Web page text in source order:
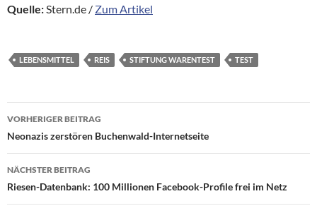
Quelle:Stern.de / Zum Artikel
LEBENSMITTEL REIS STIFTUNG WARENTEST TEST
Beitragsnavigation
VORHERIGER BEITRAG
Neonazis zerstören Buchenwald-Internetseite
NÄCHSTER BEITRAG
Riesen-Datenbank: 100 Millionen Facebook-Profile frei im Netz